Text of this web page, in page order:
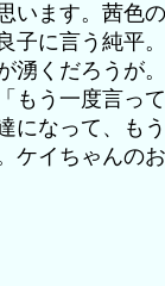
います。茜色
子に言う純平
湧くだろうが
もう一度言っ
になって、も
ケイちゃんの